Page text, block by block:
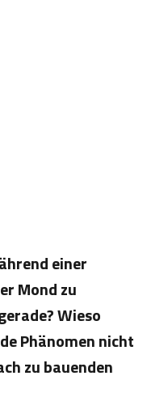
einer
Mond zu
Wieso
Phänomen nicht
zu bauenden